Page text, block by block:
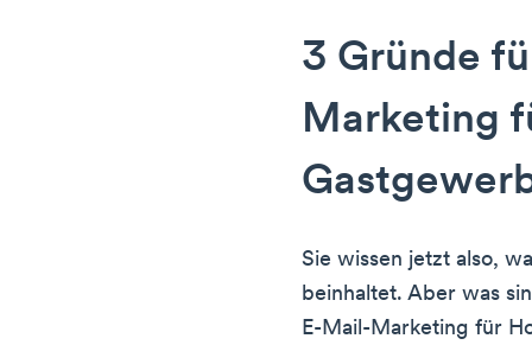
3 Gründe
Marketing
Sie wissen jetzt also,
beinhaltet. Aber was
E-Mail-Marketing für